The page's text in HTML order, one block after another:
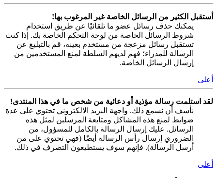
أستقبل الكثير من الرسائل الخاصة غير المرغوب بها!
يمكنك حذف رسائل عضو ما تلقائيًا عن طريق استخدام
شروط الرسائل الخاصة من لوحة التحكم الخاصة بك. إذا كنت
تستقبل رسائل مزعجة من مستخدم بعينه، قم بالتبليغ عن
الرسالة للمدراء؛ فهم لديهم السلطة لمنع المستخدمين من
إرسال الرسائل الخاصة.
أعلى
لقد استلمت رسالة مؤذية أو دعائية من شخص ما في هذا المنتدى!
نأسف أن نسمع ذلك. واجهة البريد الالكتروني تحتوي على عدة
ضوابط لمنع هذه المشاكل ومتابعة المرسلين لمثل هذه
الرسائل. عليك إرسال الرسالة بالكامل للمسؤول، من
الضروري إرسال رأس الرسالة أيضًا (فهي تحتوي على من
أرسل الرسالة). فإنهم سوف يستطيعون التصرف في ذلك.
أعلى